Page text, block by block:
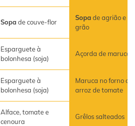
Sopade couve-flor
Sopade agrião e
grão
Esparguete à
bolonhesa (soja)
Açorda de maruca
Esparguete à
bolonhesa (soja)
Maruca no forno
arroz de tomate
Alface, tomate e
cenoura
Grêlos salteados